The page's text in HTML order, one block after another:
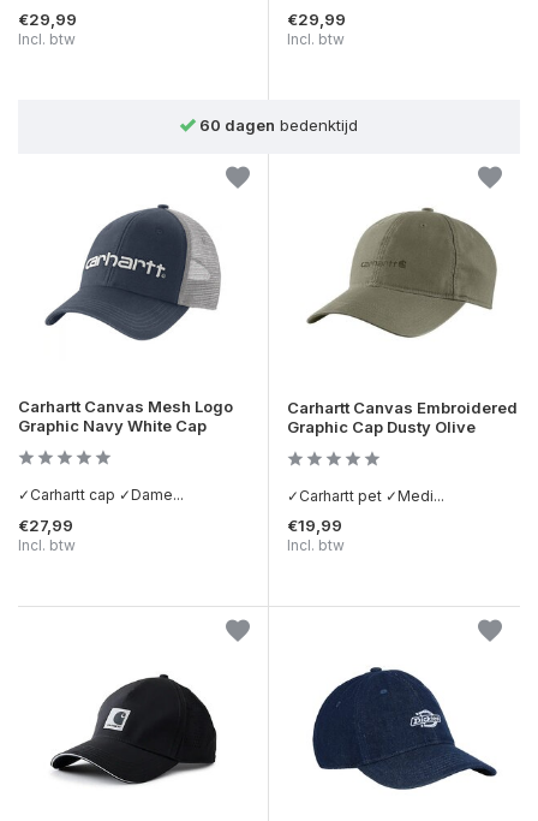
€29,99
Incl. btw
€29,99
Incl. btw
60 dagen bedenktijd
Carhartt Canvas Mesh Logo
Graphic Navy White Cap
✓Carhartt cap ✓Dame...
€27,99
Incl. btw
Carhartt Canvas Embroidered
Graphic Cap Dusty Olive
✓Carhartt pet ✓Medi...
€19,99
Incl. btw